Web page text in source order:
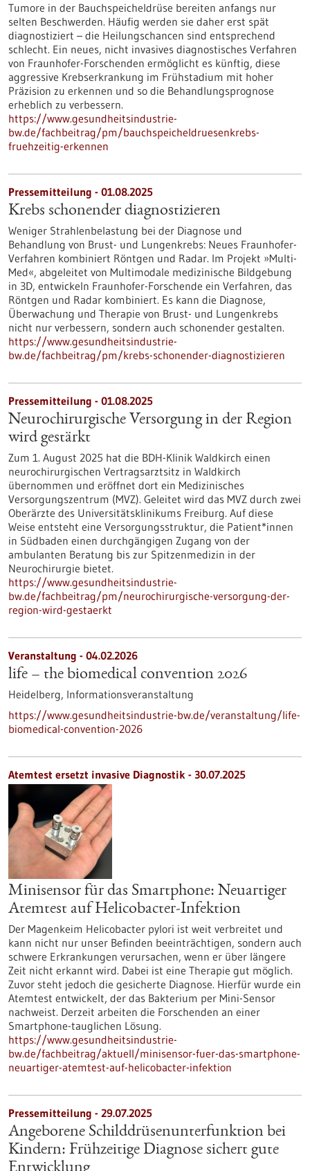
Tumore in der Bauchspeicheldrüse bereiten anfangs nur
selten Beschwerden. Häufig werden sie daher erst spät
diagnostiziert – die Heilungschancen sind entsprechend
schlecht. Ein neues, nicht invasives diagnostisches Verfahren
von Fraunhofer-Forschenden ermöglicht es künftig, diese
aggressive Krebserkrankung im Frühstadium mit hoher
Präzision zu erkennen und so die Behandlungsprognose
erheblich zu verbessern.
https://www.gesundheitsindustrie-
bw.de/fachbeitrag/pm/bauchspeicheldruesenkrebs-
fruehzeitig-erkennen
Pressemitteilung - 01.08.2025
Krebs schonender diagnostizieren
Weniger Strahlenbelastung bei der Diagnose und
Behandlung von Brust- und Lungenkrebs: Neues Fraunhofer-
Verfahren kombiniert Röntgen und Radar. Im Projekt »Multi-
Med«, abgeleitet von Multimodale medizinische Bildgebung
in 3D, entwickeln Fraunhofer-Forschende ein Verfahren, das
Röntgen und Radar kombiniert. Es kann die Diagnose,
Überwachung und Therapie von Brust- und Lungenkrebs
nicht nur verbessern, sondern auch schonender gestalten.
https://www.gesundheitsindustrie-
bw.de/fachbeitrag/pm/krebs-schonender-diagnostizieren
Pressemitteilung - 01.08.2025
Neurochirurgische Versorgung in der Region
wird gestärkt
Zum 1. August 2025 hat die BDH-Klinik Waldkirch einen
neurochirurgischen Vertragsarztsitz in Waldkirch
übernommen und eröffnet dort ein Medizinisches
Versorgungszentrum (MVZ). Geleitet wird das MVZ durch zwei
Oberärzte des Universitätsklinikums Freiburg. Auf diese
Weise entsteht eine Versorgungsstruktur, die Patient*innen
in Südbaden einen durchgängigen Zugang von der
ambulanten Beratung bis zur Spitzenmedizin in der
Neurochirurgie bietet.
https://www.gesundheitsindustrie-
bw.de/fachbeitrag/pm/neurochirurgische-versorgung-der-
region-wird-gestaerkt
Veranstaltung - 04.02.2026
life – the biomedical convention 2026
Heidelberg, Informationsveranstaltung
https://www.gesundheitsindustrie-bw.de/veranstaltung/life-
biomedical-convention-2026
Atemtest ersetzt invasive Diagnostik - 30.07.2025
Minisensor für das Smartphone: Neuartiger
Atemtest auf Helicobacter-Infektion
Der Magenkeim Helicobacter pylori ist weit verbreitet und
kann nicht nur unser Befinden beeinträchtigen, sondern auch
schwere Erkrankungen verursachen, wenn er über längere
Zeit nicht erkannt wird. Dabei ist eine Therapie gut möglich.
Zuvor steht jedoch die gesicherte Diagnose. Hierfür wurde ein
Atemtest entwickelt, der das Bakterium per Mini-Sensor
nachweist. Derzeit arbeiten die Forschenden an einer
Smartphone-tauglichen Lösung.
https://www.gesundheitsindustrie-
bw.de/fachbeitrag/aktuell/minisensor-fuer-das-smartphone-
neuartiger-atemtest-auf-helicobacter-infektion
Pressemitteilung - 29.07.2025
Angeborene Schilddrüsenunterfunktion bei
Kindern: Frühzeitige Diagnose sichert gute